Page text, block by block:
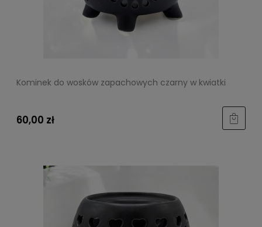
Kominek do wosków zapachowych czarny w kwiatki
60,00 zł